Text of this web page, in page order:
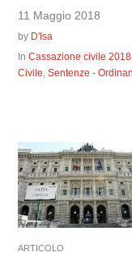
11 Maggio 2018
by D'Isa
InCassazione civile 2018
Civile ,Sentenze -
ARTICOLO